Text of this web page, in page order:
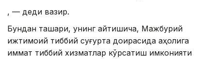
, — деди вазир.
Бундан ташқари, унинг айтишича, Мажбурий
ижтимоий тиббий суғурта доирасида аҳолига
қиммат тиббий хизматлар кўрсатиш имконияти